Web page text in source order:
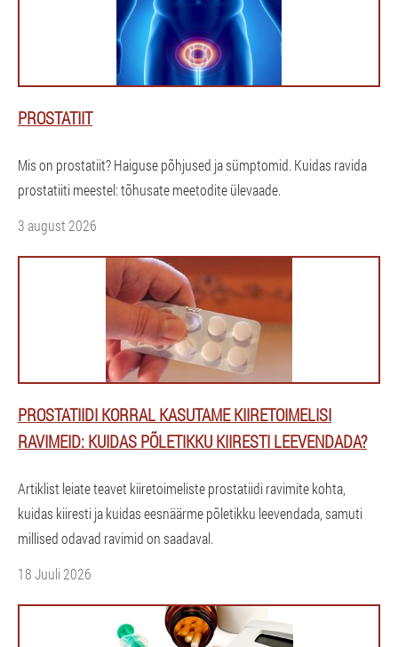
PROSTATIIT
Mis on prostatiit? Haiguse põhjused ja sümptomid. Kuidas ravida
prostatiiti meestel: tõhusate meetodite ülevaade.
3 august 2026
PROSTATIIDI KORRAL KASUTAME KIIRETOIMELISI
RAVIMEID: KUIDAS PÕLETIKKU KIIRESTI LEEVENDADA?
Artiklist leiate teavet kiiretoimeliste prostatiidi ravimite kohta,
kuidas kiiresti ja kuidas eesnäärme põletikku leevendada, samuti
millised odavad ravimid on saadaval.
18 Juuli 2026